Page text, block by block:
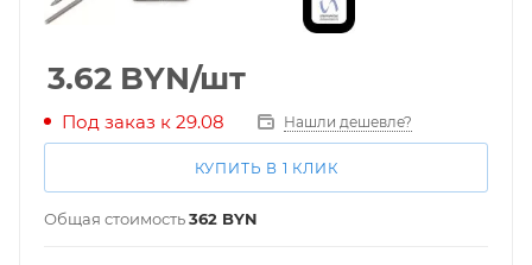
3.62 BYN/шт
Под заказ к 29.08 Нашли дешевле?
КУПИТЬ В 1 КЛИК
Общая стоимость362 BYN